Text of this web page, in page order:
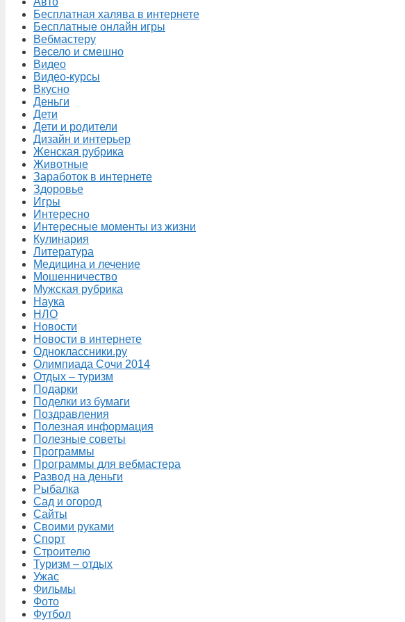
Бесплатная халява в интернете
Бесплатные онлайн игры
Вебмастеру
Весело и смешно
Видео
Видео-курсы
Вкусно
Деньги
Дети
Дети и родители
Дизайн и интерьер
Женская рубрика
Животные
Заработок в интернете
Здоровье
Игры
Интересно
Интересные моменты из жизни
Кулинария
Литература
Медицина и лечение
Мошенничество
Мужская рубрика
Наука
НЛО
Новости
Новости в интернете
Одноклассники.ру
Олимпиада Сочи 2014
Отдых – туризм
Подарки
Поделки из бумаги
Поздравления
Полезная информация
Полезные советы
Программы
Программы для вебмастера
Развод на деньги
Рыбалка
Сад и огород
Сайты
Своими руками
Спорт
Строителю
Туризм – отдых
Ужас
Фильмы
Фото
Футбол